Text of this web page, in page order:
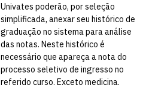
Univates poderão, por seleção
simplificada, anexar seu histórico de
graduação no sistema para análise
das notas. Neste histórico é
necessário que apareça a nota do
processo seletivo de ingresso no
referido curso. Exceto medicina.